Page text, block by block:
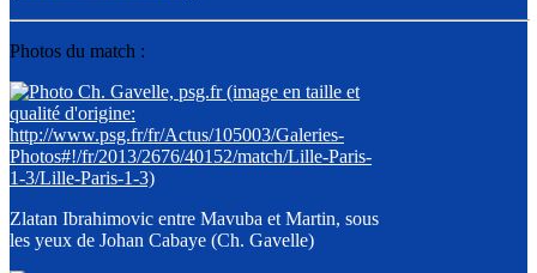
Photos du match :
Zlatan Ibrahimovic entre Mavuba et Martin, sous
les yeux de Johan Cabaye (Ch. Gavelle)